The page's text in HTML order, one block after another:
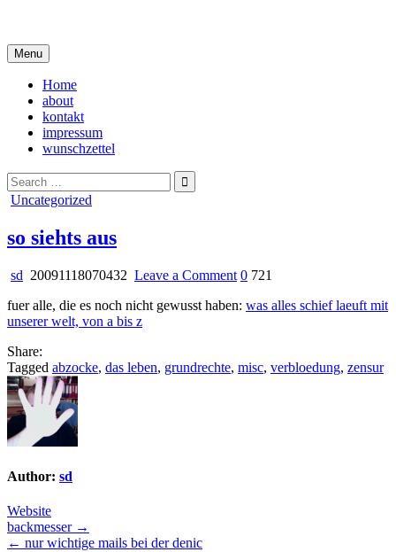
content
Menu
Home
about
kontakt
impressum
wunschzettel
Search
for:
Posted
Uncategorized
so siehts aus
sd 20091118070432 Leave a Commenton
siehts
0 721
fuer alle, die es noch nicht gewusst haben: was alles schief laeuft mit
unserer welt, von a bis z
Share:
Tagged abzocke, das leben, grundrechte, misc, verbloedung, zensur
Author: sd
Website
Post
backmesser →
← nur wichtige mails bei der denic